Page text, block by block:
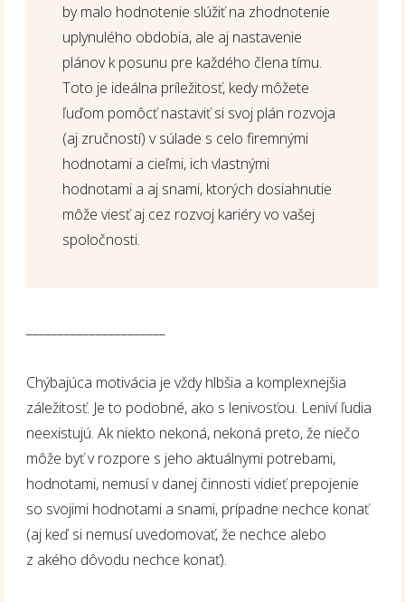
by malo hodnotenie slúžiť na zhodnotenie
uplynulého obdobia, ale aj nastavenie
plánov k posunu pre každého člena tímu.
Toto je ideálna príležitosť, kedy môžete
ľuďom pomôcť nastaviť si svoj plán rozvoja
(aj zručností) v súlade s celo firemnými
hodnotami a cieľmi, ich vlastnými
hodnotami a aj snami, ktorých dosiahnutie
môže viesť aj cez rozvoj kariéry vo vašej
spoločnosti.
Chýbajúca motivácia je vždy hlbšia a komplexnejšia
záležitosť. Je to podobné, ako s lenivosťou. Leniví ľudia
neexistujú. Ak niekto nekoná, nekoná preto, že niečo
môže byť v rozpore s jeho aktuálnymi potrebami,
hodnotami, nemusí v danej činnosti vidieť prepojenie
so svojimi hodnotami a snami, prípadne nechce konať
(aj keď si nemusí uvedomovať, že nechce alebo
z akého dôvodu nechce konať).